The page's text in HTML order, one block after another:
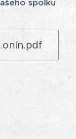
spolku